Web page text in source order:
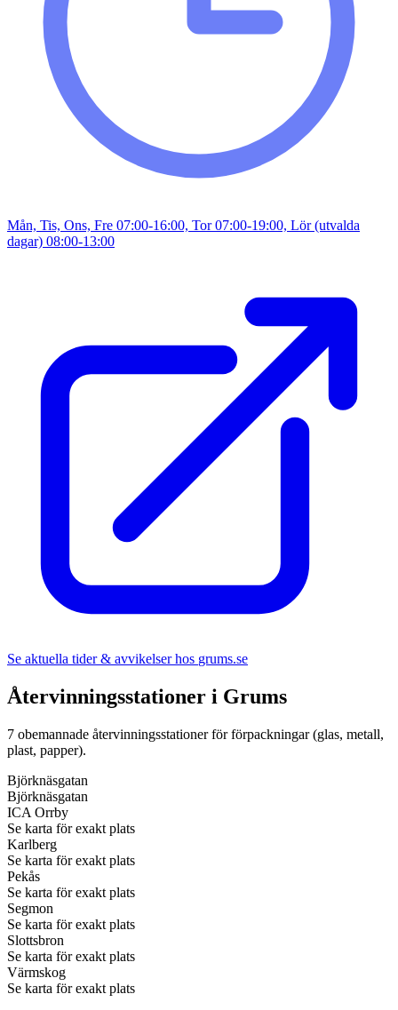
Mån, Tis, Ons, Fre 07:00-16:00, Tor 07:00-19:00, Lör (utvalda
dagar) 08:00-13:00
Se aktuella tider & avvikelser hos grums.se
Återvinningsstationer i Grums
7 obemannade återvinningsstationer för förpackningar (glas, metall,
plast, papper).
Björknäsgatan
Björknäsgatan
ICA Orrby
Se karta för exakt plats
Karlberg
Se karta för exakt plats
Pekås
Se karta för exakt plats
Segmon
Se karta för exakt plats
Slottsbron
Se karta för exakt plats
Värmskog
Se karta för exakt plats